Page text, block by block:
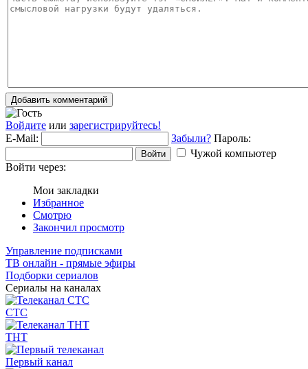
Добавить комментарий
Войдите или зарегистрируйтесь!
E-Mail:
Забыли? Пароль:
Войти
Чужой компьютер
Войти через:
Мои закладки
Избранное
Смотрю
Закончил просмотр
Управление подписками
ТВ онлайн - прямые эфиры
Подборки сериалов
Сериалы на каналах
СТС
ТНТ
Первый канал